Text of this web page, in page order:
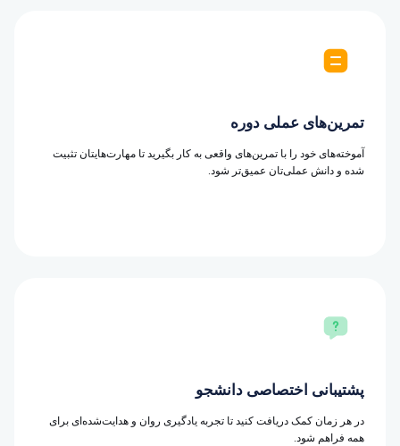
تمرین‌های عملی دوره
آموخته‌های خود را با تمرین‌های واقعی به کار بگیرید تا مهارت‌هایتان تثبیت
شده و دانش عملی‌تان عمیق‌تر شود.
پشتیبانی اختصاصی دانشجو
در هر زمان کمک دریافت کنید تا تجربه یادگیری روان و هدایت‌شده‌ای برای
همه فراهم شود.